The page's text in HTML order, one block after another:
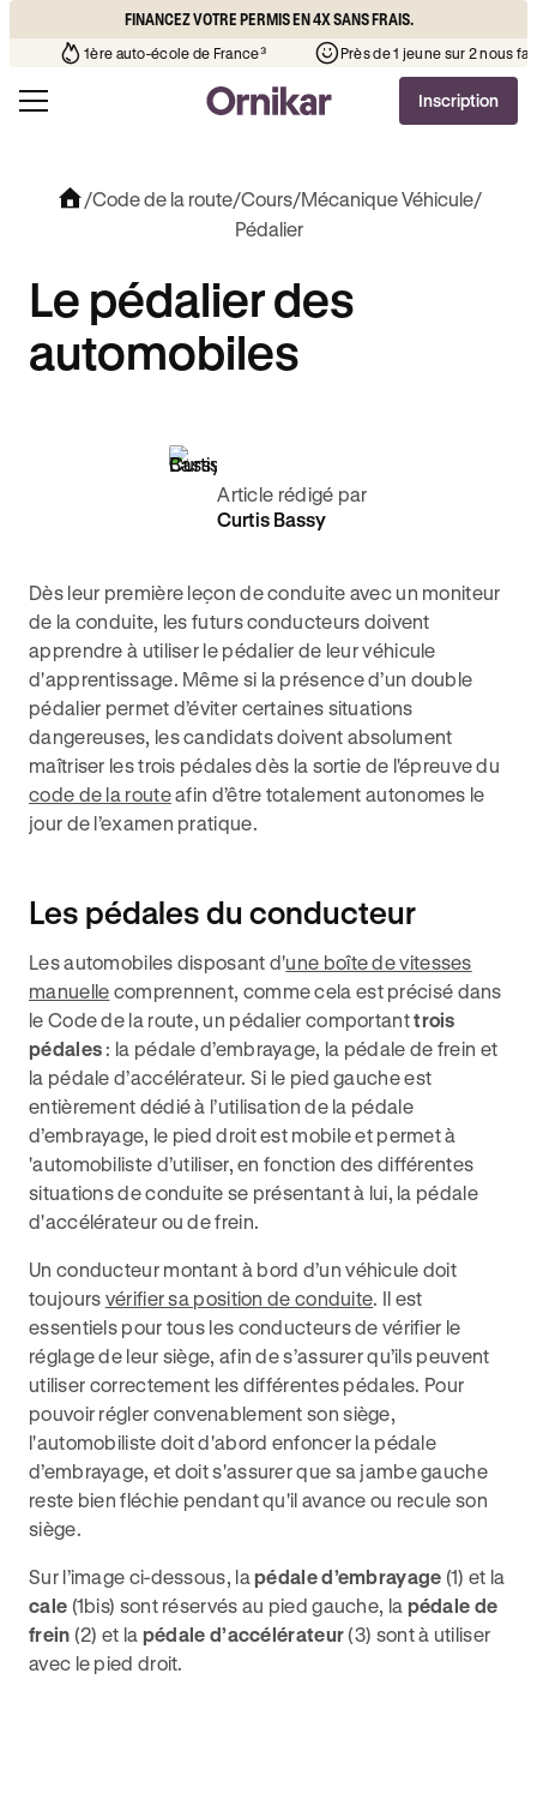
FINANCEZ VOTRE PERMIS EN 4X SANS FRAIS.
de votre quartier¹ 1ère auto-école de France³ Près de
Inscription
/Code de la route/Cours/Mécanique Véhicule/
Pédalier
Le pédalier des
automobiles
Article rédigé par
Curtis Bassy
Dès leur première leçon de conduite avec un moniteur
de la conduite, les futurs conducteurs doivent
apprendre à utiliser le pédalier de leur véhicule
d'apprentissage. Même si la présence d’un double
pédalier permet d’éviter certaines situations
dangereuses, les candidats doivent absolument
maîtriser les trois pédales dès la sortie de l'épreuve du
code de la routeafin d’être totalement autonomes le
jour de l’examen pratique.
Les pédales du conducteur
Les automobiles disposant d'une boîte de vitesses
manuelle comprennent, comme cela est précisé dans
le Code de la route, un pédalier comportanttrois
pédales : la pédale d’embrayage, la pédale de frein et
la pédale d’accélérateur. Si le pied gauche est
entièrement dédié à l’utilisation de la pédale
d’embrayage, le pied droit est mobile et permet à
'automobiliste d’utiliser, en fonction des différentes
situations de conduite se présentant à lui, la pédale
d'accélérateur ou de frein.
Un conducteur montant à bord d’un véhicule doit
toujours vérifier sa position de conduite. Il est
essentiels pour tous les conducteurs de vérifier le
réglage de leur siège, afin de s’assurer qu’ils peuvent
utiliser correctement les différentes pédales. Pour
pouvoir régler convenablement son siège,
l'automobiliste doit d'abord enfoncer la pédale
d’embrayage, et doit s'assurer que sa jambe gauche
reste bien fléchie pendant qu'il avance ou recule son
siège.
Sur l’image ci-dessous, lapédale d’embrayage (1) et la
cale (1bis) sont réservés au pied gauche, la pédale de
frein (2) et la pédale d’accélérateur (3) sont à utiliser
avec le pied droit.